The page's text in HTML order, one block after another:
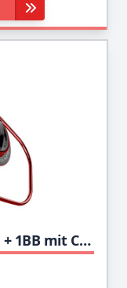
Croch Angelrolle Spinnrolle 9 + 1BB mit CNC-Aluminiumspule, leichte, ultraweiche, leistungsstarke Spinnrolle YRM (2000)